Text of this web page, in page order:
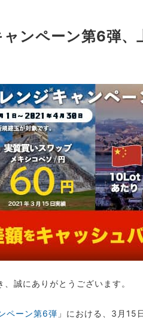
ンペーン第6弾、
誠にありがとうございます。
ペーン第6弾 」における、3月15